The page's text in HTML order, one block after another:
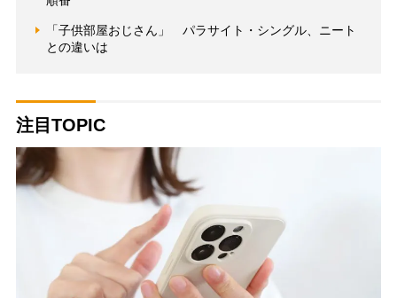
「子供部屋おじさん」 パラサイト・シングル、ニート
との違いは
注目TOPIC